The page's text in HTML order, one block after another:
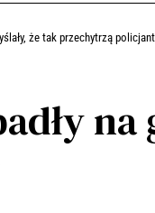
że tak przechytrzą
na